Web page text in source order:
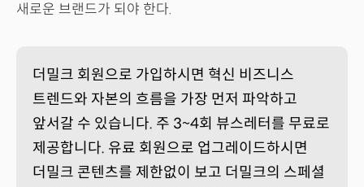
새로운 브랜드가 되야 한다.
더밀크 회원으로 가입하시면 혁신 비즈니스
트렌드와 자본의 흐름을 가장 먼저 파악하고
앞서갈 수 있습니다. 주 3~4회 뷰스레터를 무료로
제공합니다. 유료 회원으로 업그레이드하시면
더밀크 콘텐츠를 제한없이 보고 더밀크의 스페셜